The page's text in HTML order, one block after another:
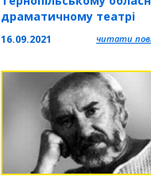
драматичному театрі
покажуть виставу
16.09.2021 читати